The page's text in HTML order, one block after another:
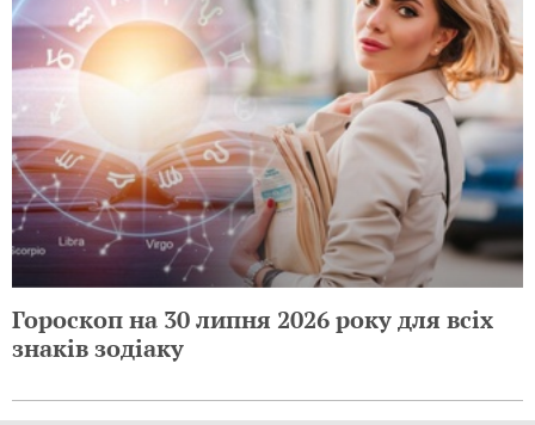
Гороскоп на 30 липня 2026 року для всіх
знаків зодіаку